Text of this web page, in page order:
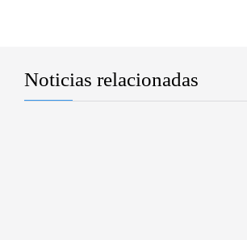
Noticias relacionadas